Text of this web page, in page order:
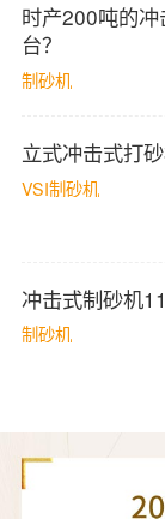
时产200吨的
台？
制砂机
立式冲击式打
VSI制砂机
冲击式制砂机
制砂机